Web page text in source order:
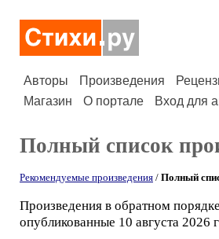
Авторы Произведения
Магазин
О портале Вход для
Полный список
Рекомендуемые произведения / Полный
Произведения в обратном
опубликованные 10 августа 2026